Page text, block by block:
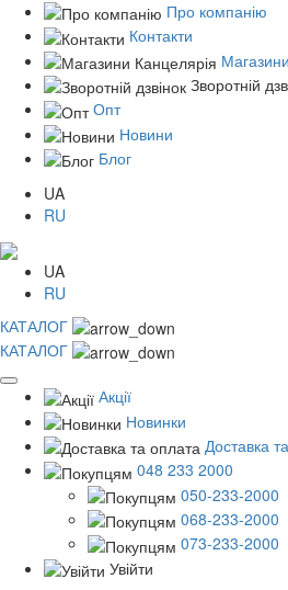
Про компанію
Контакти
Зворотній
Опт
Новини
Блог
UA
RU
UA
RU
КАТАЛОГ
КАТАЛОГ
Акції
Новинки
Доставка
048 233 2000
050-233-2000
068-233-2000
073-233-2000
Увійти